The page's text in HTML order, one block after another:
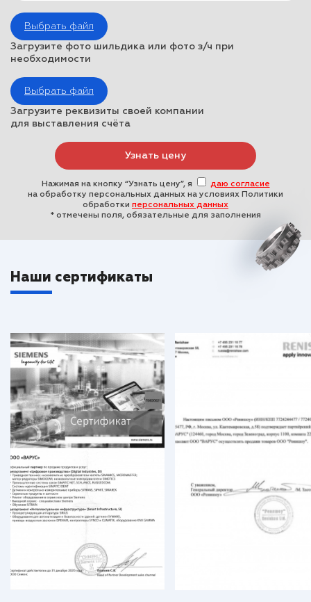
Выбрать файл
Загрузите фото шильдика или фото з/ч при
необходимости
Выбрать файл
Загрузите реквизиты своей компании
для выставления счёта
Нажимая на кнопку “Узнать цену”, я
даю согласие
на обработку персональных данных на условиях Политики
обработки персональных данных
* отмечены поля, обязательные для заполнения
Наши сертификаты